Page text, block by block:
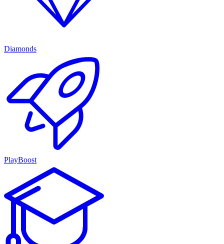
Diamonds
PlayBoost